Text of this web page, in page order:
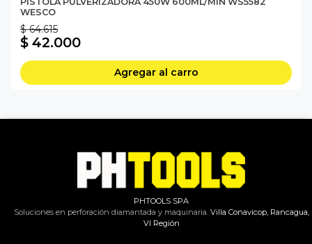
WESCO
$ 64.615
$ 42.000
Agregar al carro
PHTOOLS SPA
Soluciones en perforación diamantada y maquinaria.Villa Conavicop, Rancagua,
VI Región